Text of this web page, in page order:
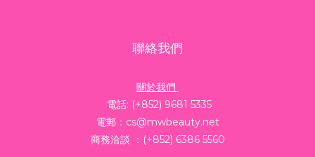
聯絡我們
關於我們
電話: (+852) 9681 5335
電郵：cs@mwbeauty.net
商務洽談 ：(+852) 6386 5560